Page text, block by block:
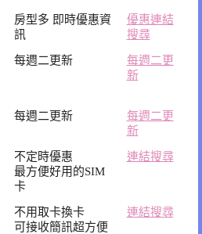
房型多 即時優惠資
訊
優惠連結
搜尋
每週二更新
每週二更
新
每週二更新
每週二更
新
不定時優惠
最方便好用的SIM
卡
連結搜尋
不用取卡換卡
可接收簡訊超方便
連結搜尋